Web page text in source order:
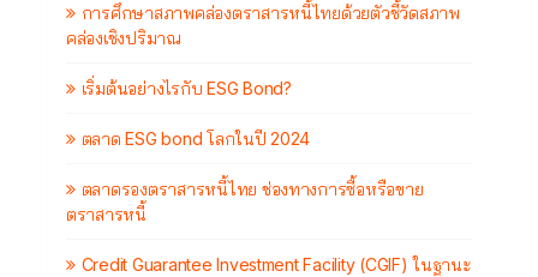
การศึกษาสภาพคล่องตราสารหนี้ไทยด้วยตัวชี้วัดสภาพ
คล่องเชิงปริมาณ
เริ่มต้นอย่างไรกับ ESG Bond?
ตลาด ESG bond โลกในปี 2024
ตลาดรองตราสารหนี้ไทย ช่องทางการซื้อหรือขาย
ตราสารหนี้
Credit Guarantee Investment Facility (CGIF) ในฐานะ